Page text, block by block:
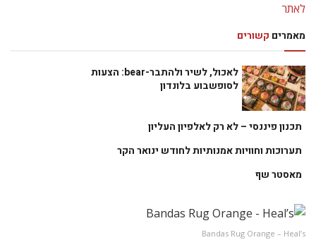
לאתר
מאמרים קשורים
לאכול, לשיר ולהתבר-bear: הצעות
לסופשבוע בלונדון
תכנון פיננסי – לא רק לאלפיון העליון
תערוכות וחוויות אמנותיות לחודש ינואר הקר
מאסטר שף
Bandas Rug Orange – Heal’s